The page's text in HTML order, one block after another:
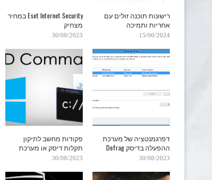
רישונות תוכנה זולים עם
אחריות ותמיכה
15/06/2024
Eset Internet Security במחיר
מצחיק
30/08/2023
דפרגמנטציה של מערכת
ההפעלה בדיסק Defrag
30/08/2023
פקודות מחשב לתיקון
תקלות דיסק או מערכת
30/08/2023